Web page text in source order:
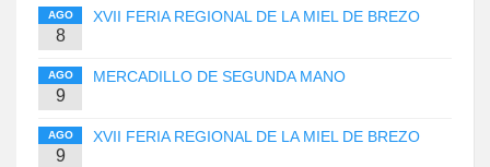
AGO
8
XVII FERIA REGIONAL DE LA MIEL DE BREZO
AGO
9
MERCADILLO DE SEGUNDA MANO
AGO
9
XVII FERIA REGIONAL DE LA MIEL DE BREZO